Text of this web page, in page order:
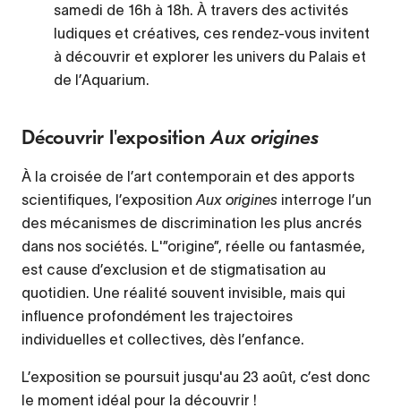
samedi de 16h à 18h. À travers des activités
ludiques et créatives, ces rendez-vous invitent
à découvrir et explorer les univers du Palais et
de l’Aquarium.
Découvrir l'expositionAux origines
À la croisée de l’art contemporain et des apports
scientifiques, l’exposition Aux origines interroge l’un
des mécanismes de discrimination les plus ancrés
dans nos sociétés. L'”origine”, réelle ou fantasmée,
est cause d’exclusion et de stigmatisation au
quotidien. Une réalité souvent invisible, mais qui
influence profondément les trajectoires
individuelles et collectives, dès l’enfance.
L’exposition se poursuit jusqu'au 23 août, c’est donc
le moment idéal pour la découvrir !